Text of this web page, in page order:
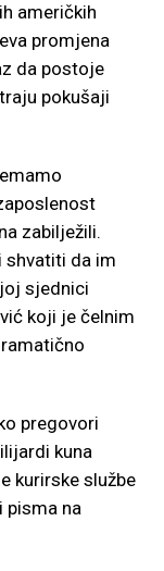
američkih
promjena
da postoje
pokušaji
zabilježili.
shvatiti da im
sjednici
koji je čelnim
pregovori
kuna
kurirske službe
pisma na